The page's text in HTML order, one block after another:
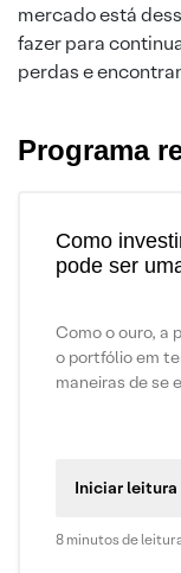
mercado está
fazer para
perdas e
Programa
Como
pode ser
Como o ouro, a
o portfólio em
maneiras de se
Iniciar leitura
8 minutos de